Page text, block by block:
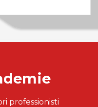
professionisti